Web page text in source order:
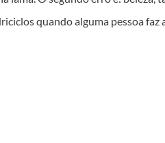
quando alguma pessoa